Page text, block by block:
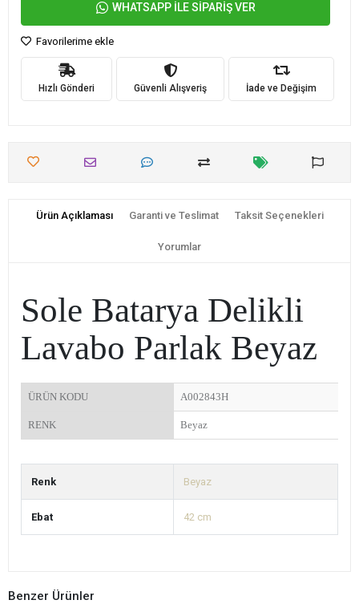
WHATSAPP İLE SİPARİŞ VER
Favorilerime ekle
Hızlı Gönderi Güvenli Alışveriş İade ve Değişim
Ürün Açıklaması Garanti ve Teslimat Taksit Seçenekleri
Yorumlar
Sole Batarya Delikli
Lavabo Parlak Beyaz
ÜRÜN KODU A002843H
RENK Beyaz
Renk Beyaz
Ebat 42 cm
Benzer Ürünler